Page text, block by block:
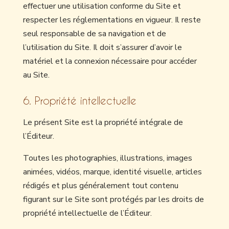
effectuer une utilisation conforme du Site et
respecter les réglementations en vigueur. Il reste
seul responsable de sa navigation et de
l’utilisation du Site. Il doit s’assurer d’avoir le
matériel et la connexion nécessaire pour accéder
au Site.
6. Propriété intellectuelle
Le présent Site est la propriété intégrale de
l’Éditeur.
Toutes les photographies, illustrations, images
animées, vidéos, marque, identité visuelle, articles
rédigés et plus généralement tout contenu
figurant sur le Site sont protégés par les droits de
propriété intellectuelle de l’Éditeur.